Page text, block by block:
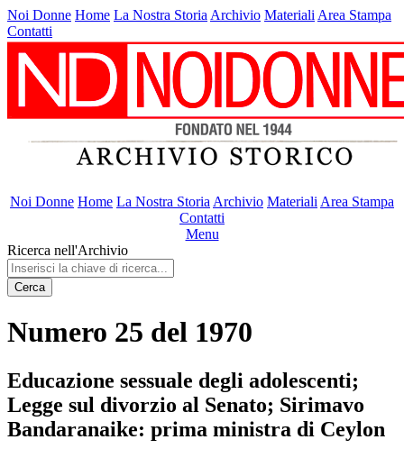
Noi Donne Home La Nostra Storia Archivio Materiali Area Stampa
Contatti
Noi Donne Home La Nostra Storia Archivio Materiali Area Stampa
Contatti
Menu
Ricerca nell'Archivio
Cerca
Numero 25 del 1970
Educazione sessuale degli adolescenti;
Legge sul divorzio al Senato; Sirimavo
Bandaranaike: prima ministra di Ceylon